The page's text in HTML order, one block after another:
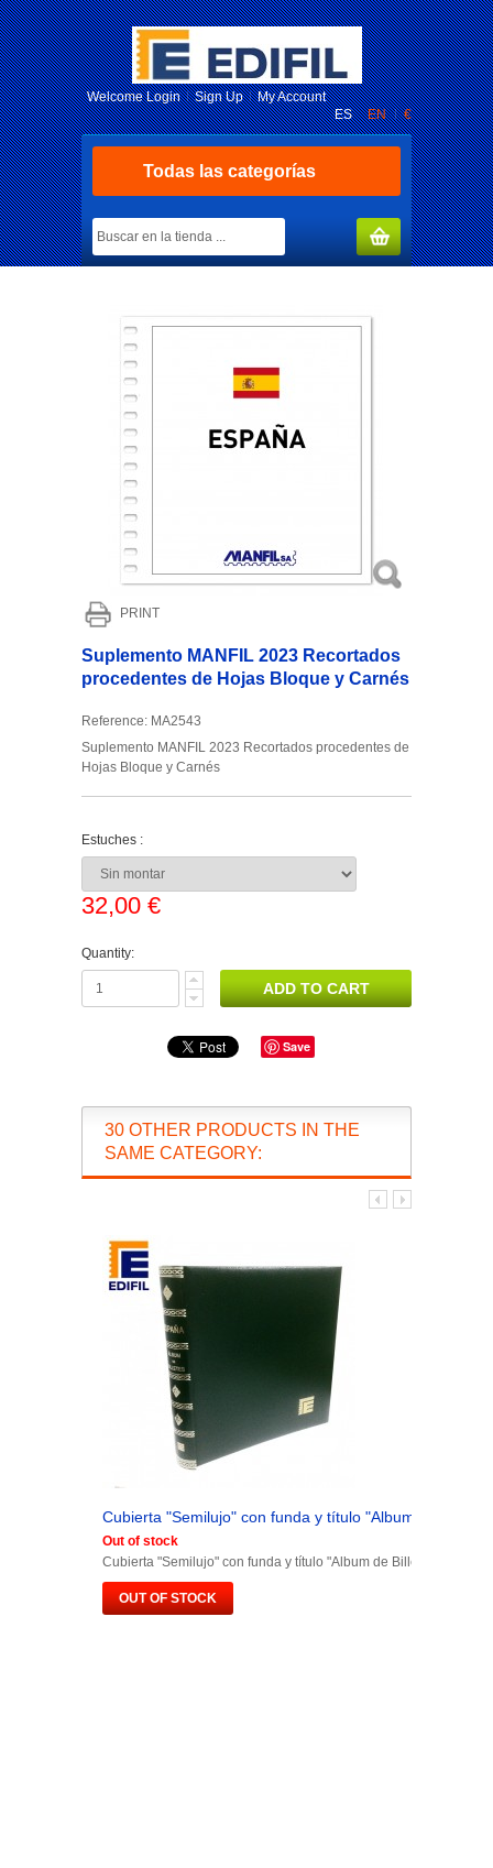
€
ES EN
WelcomeLogin Sign Up My Account
Todas las categorías
MY CART(0)
PRINT
Suplemento MANFIL 2023 Recortados
procedentes de Hojas Bloque y Carnés
Reference: MA2543
Suplemento MANFIL 2023 Recortados procedentes de
Hojas Bloque y Carnés
Estuches :
32,00 €
Quantity:
Save
30 OTHER PRODUCTS IN THE
SAME CATEGORY:
Cubierta "Semilujo" con funda y título "Album de
Out of stock
Cubierta "Semilujo" con funda y título "Album de Billetes España"
OUT OF STOCK